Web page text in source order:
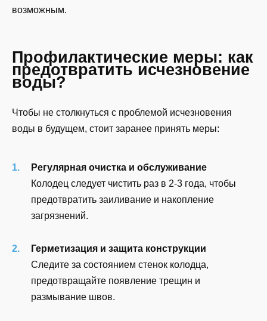
возможным.
Профилактические меры: как
предотвратить исчезновение
воды?
Чтобы не столкнуться с проблемой исчезновения
воды в будущем, стоит заранее принять меры:
Регулярная очистка и обслуживание
Колодец следует чистить раз в 2-3 года, чтобы
предотвратить заиливание и накопление
загрязнений.
Герметизация и защита конструкции
Следите за состоянием стенок колодца,
предотвращайте появление трещин и
размывание швов.